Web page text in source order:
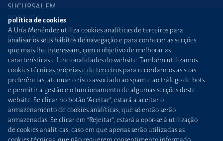
SUCURSAL EM
PORTUGAL
Praça Marquês de Pombal,12
1250-162 Lisboa (Portugal)
+351 21 030 86 00 lisboa@uria.com
Uría Menéndez Abogados, S.L.P. | NIPC PT980226511
Mapa web Política de cookies
política de cookies
A Uría Menéndez utiliza cookies analíticas de terceiros para
analisar os seus hábitos de navegação e para conhecer as secções
que mais lhe interessam, com o objetivo de melhorar as
características e funcionalidades do website. Também utilizamos
cookies técnicas próprias e de terceiros para recordarmos as suas
preferências, atenuar o risco associado ao spam e ao tráfego de bots
e permitir a gestão e o funcionamento de algumas secções deste
website. Se clicar no botão “Aceitar”, estará a aceitar o
armazenamento de cookies analíticas, que só então serão
armazenadas. Se clicar em “Rejeitar”, estará a opor-se à utilização
de cookies analíticas, caso em que apenas serão utilizadas as